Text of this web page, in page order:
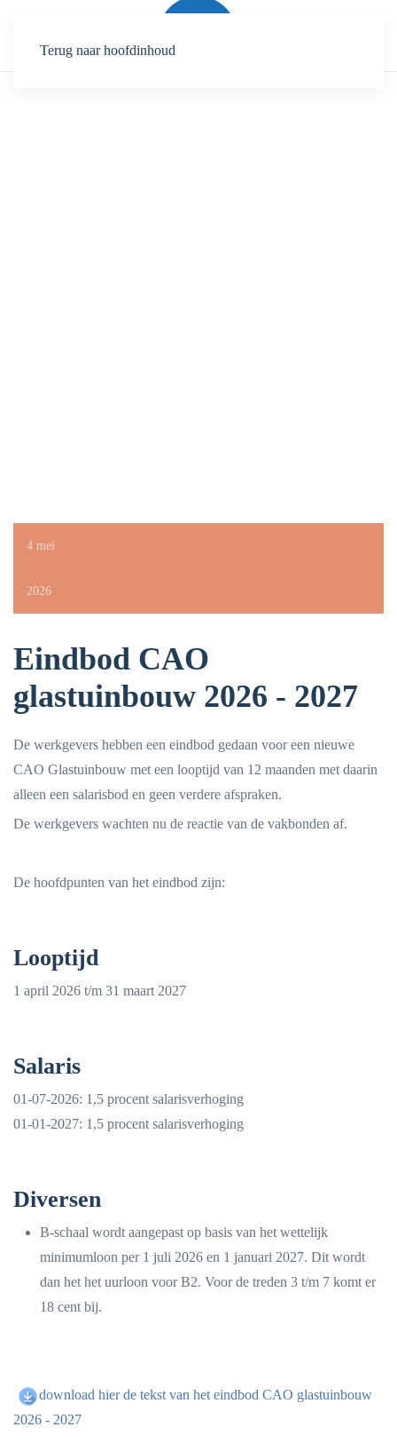
Terug naar hoofdinhoud
4 mei
2026
Eindbod CAO
glastuinbouw 2026 - 2027
De werkgevers hebben een eindbod gedaan voor een nieuwe
CAO Glastuinbouw met een looptijd van 12 maanden met daarin
alleen een salarisbod en geen verdere afspraken.
De werkgevers wachten nu de reactie van de vakbonden af.
De hoofdpunten van het eindbod zijn:
Looptijd
1 april 2026 t/m 31 maart 2027
Salaris
01-07-2026: 1,5 procent salarisverhoging
01-01-2027: 1,5 procent salarisverhoging
Diversen
B-schaal wordt aangepast op basis van het wettelijk
minimumloon per 1 juli 2026 en 1 januari 2027. Dit wordt
dan het het uurloon voor B2. Voor de treden 3 t/m 7 komt er
18 cent bij.
download hier de tekst van het eindbod CAO glastuinbouw
2026 - 2027